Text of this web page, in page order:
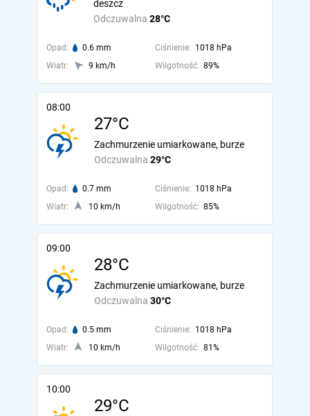
Odczuwalna 28°C
deszcz
Opad: 0.6 mm Ciśnienie: 1018 hPa
Wiatr:
9 km/h Wilgotność: 89%
08:00
27°C
Odczuwalna 29°C
Zachmurzenie umiarkowane, burze
Opad: 0.7 mm Ciśnienie: 1018 hPa
Wiatr:
10 km/h Wilgotność: 85%
09:00
28°C
Odczuwalna 30°C
Zachmurzenie umiarkowane, burze
Opad: 0.5 mm Ciśnienie: 1018 hPa
Wiatr:
10 km/h Wilgotność: 81%
10:00
29°C